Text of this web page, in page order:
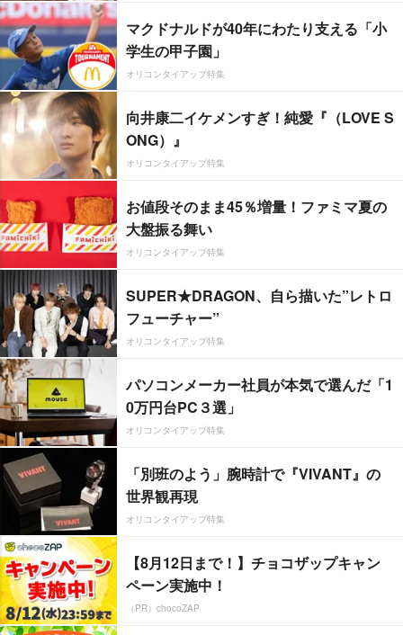
マクドナルドが40年にわたり支える「小
学生の甲子園」
オリコンタイアップ特集
向井康二イケメンすぎ！純愛『（LOVE S
ONG）』
オリコンタイアップ特集
お値段そのまま45％増量！ファミマ夏の
大盤振る舞い
オリコンタイアップ特集
SUPER★DRAGON、自ら描いた”レトロ
フューチャー”
オリコンタイアップ特集
パソコンメーカー社員が本気で選んだ「1
0万円台PC３選」
オリコンタイアップ特集
「別班のよう」腕時計で『VIVANT』の
世界観再現
オリコンタイアップ特集
【8月12日まで！】チョコザップキャン
ペーン実施中！
（PR）chocoZAP